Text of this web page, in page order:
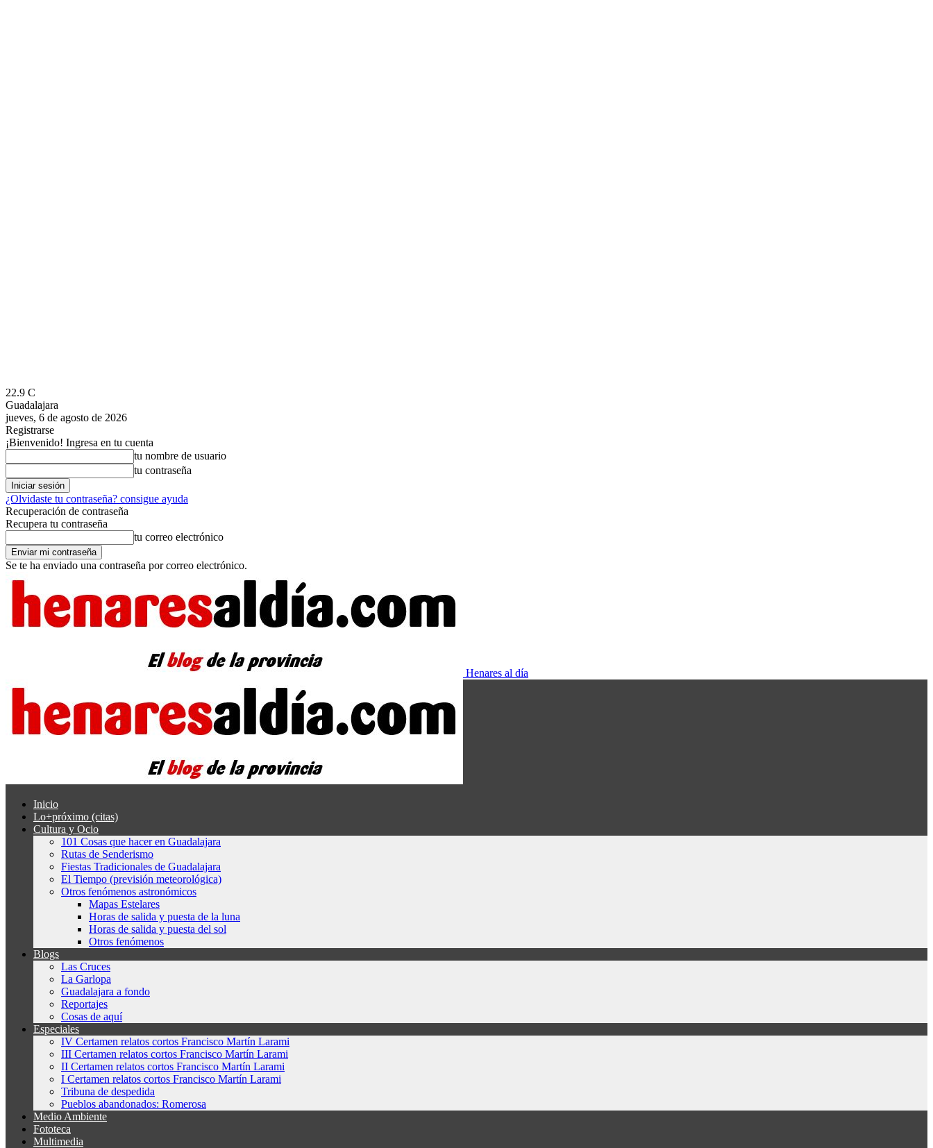
22.9 C
Guadalajara
jueves, 6 de agosto de 2026
Registrarse
¡Bienvenido! Ingresa en tu cuenta
tu nombre de usuario
tu contraseña
¿Olvidaste tu contraseña? consigue ayuda
Recuperación de contraseña
Recupera tu contraseña
tu correo electrónico
Se te ha enviado una contraseña por correo electrónico.
Henares al día
Inicio
Lo+próximo (citas)
Cultura y Ocio
101 Cosas que hacer en Guadalajara
Rutas de Senderismo
Fiestas Tradicionales de Guadalajara
El Tiempo (previsión meteorológica)
Otros fenómenos astronómicos
Mapas Estelares
Horas de salida y puesta de la luna
Horas de salida y puesta del sol
Otros fenómenos
Blogs
Las Cruces
La Garlopa
Guadalajara a fondo
Reportajes
Cosas de aquí
Especiales
IV Certamen relatos cortos Francisco Martín Larami
III Certamen relatos cortos Francisco Martín Larami
II Certamen relatos cortos Francisco Martín Larami
I Certamen relatos cortos Francisco Martín Larami
Tribuna de despedida
Pueblos abandonados: Romerosa
Medio Ambiente
Fototeca
Multimedia